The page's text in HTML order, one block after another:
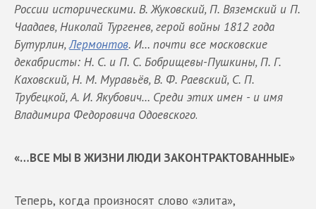
России историческими. В. Жуковский, П. Вяземский и П.
Чаадаев, Николай Тургенев, герой войны 1812 года
Бутурлин,Лермонтов. И… почти все московские
декабристы: Н. С. и П. С. Бобрищевы-Пушкины, П. Г.
Каховский, Н. М. Муравьёв, В. Ф. Раевский, С. П.
Трубецкой, А. И. Якубович… Среди этих имен - и имя
Владимира Федоровича Одоевского.
«…ВСЕ МЫ В ЖИЗНИ ЛЮДИ ЗАКОНТРАКТОВАННЫЕ»
Теперь, когда произносят слово «элита»,